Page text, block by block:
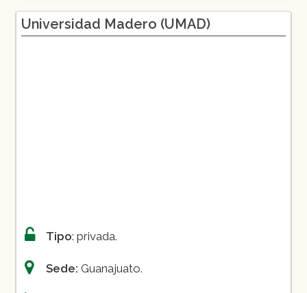
Arquitectura
Comunicación y Medios Digitales
Universidad Madero (UMAD)
Tipo: privada.
Sede: Guanajuato.